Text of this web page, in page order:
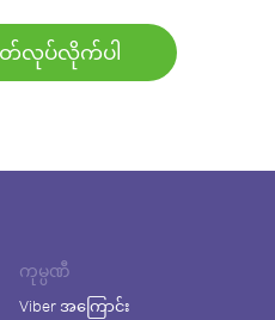
တ်လုပ်လိုက်ပါ
ကုမ္ပဏီ
Viber အကြောင်း